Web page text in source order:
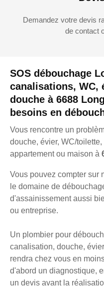
SOS débouchage
canalisations, WC,
douche à 6688
besoins en
Vous rencontre un
douche, évier, WC/
appartement ou maison à
Vous pouvez compter sur
le domaine de
d'assainissement aussi
ou entreprise.
Un plombier pour
canalisation, douche,
rendra chez vous en
d'abord un diagnostique,
un devis avant la
Demandez votre devis
de contact